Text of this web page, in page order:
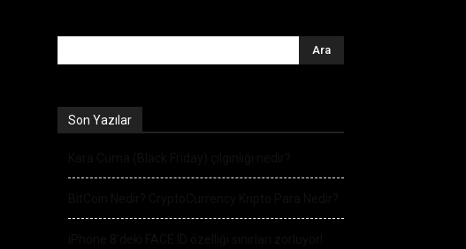
Son Yazılar